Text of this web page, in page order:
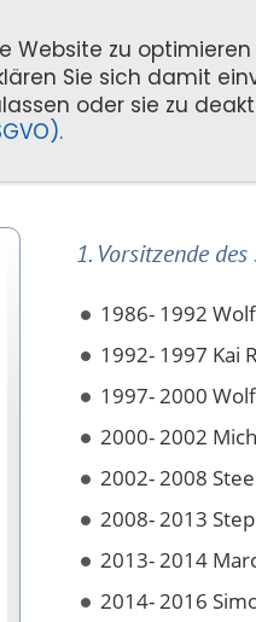
Schwimmen
1. Vorsitzende
1986- 1992
1992- 1997 Kai
1997- 2000
2000- 2002
2002- 2008
2008- 2013
2013- 2014
2014- 2016
Website zu
Sie sich damit
oder sie zu